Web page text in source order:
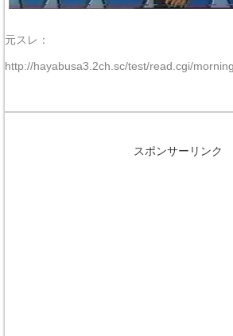
元スレ：
http://hayabusa3.2ch.sc/test/read.cgi/
スポンサーリンク